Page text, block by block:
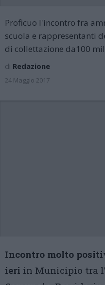
Proficuo l'incontro fra
scuola e rappresentanti
di collettazione da100
di Redazione
24 Maggio 2017
Incontro molto
ieri in Municipio tra